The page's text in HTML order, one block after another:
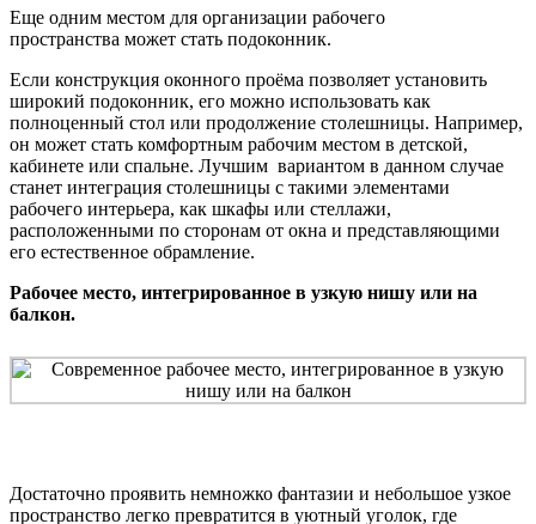
Еще одним местом для организации рабочего
пространства может стать подоконник.
Если конструкция оконного проёма позволяет установить
широкий подоконник, его можно использовать как
полноценный стол или продолжение столешницы. Например,
он может стать комфортным рабочим местом в детской,
кабинете или спальне. Лучшим вариантом в данном случае
станет интеграция столешницы с такими элементами
рабочего интерьера, как шкафы или стеллажи,
расположенными по сторонам от окна и представляющими
его естественное обрамление.
Рабочее место, интегрированное в узкую нишу или на
балкон.
Достаточно проявить немножко фантазии и небольшое узкое
пространство легко превратится в уютный уголок, где